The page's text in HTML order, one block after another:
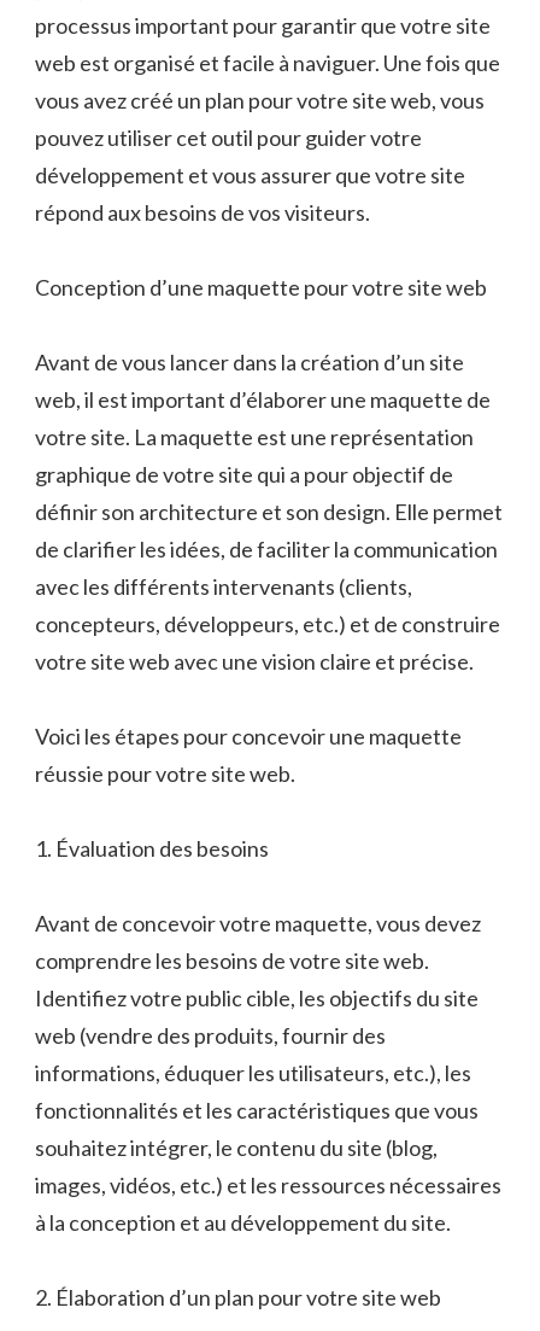
processus important pour garantir que votre site
web est organisé et facile à naviguer. Une fois que
vous avez créé un plan pour votre site web, vous
pouvez utiliser cet outil pour guider votre
développement et vous assurer que votre site
répond aux besoins de vos visiteurs.
Conception d’une maquette pour votre site web
Avant de vous lancer dans la création d’un site
web, il est important d’élaborer une maquette de
votre site. La maquette est une représentation
graphique de votre site qui a pour objectif de
définir son architecture et son design. Elle permet
de clarifier les idées, de faciliter la communication
avec les différents intervenants (clients,
concepteurs, développeurs, etc.) et de construire
votre site web avec une vision claire et précise.
Voici les étapes pour concevoir une maquette
réussie pour votre site web.
1. Évaluation des besoins
Avant de concevoir votre maquette, vous devez
comprendre les besoins de votre site web.
Identifiez votre public cible, les objectifs du site
web (vendre des produits, fournir des
informations, éduquer les utilisateurs, etc.), les
fonctionnalités et les caractéristiques que vous
souhaitez intégrer, le contenu du site (blog,
images, vidéos, etc.) et les ressources nécessaires
à la conception et au développement du site.
2. Élaboration d’un plan pour votre site web